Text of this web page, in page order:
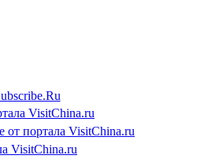
VisitChina.ru
от портала VisitChina.ru
VisitChina.ru